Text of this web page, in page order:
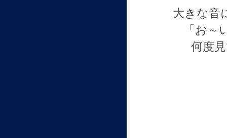
大きな音
「お
何度